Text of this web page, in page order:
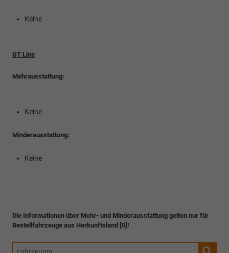
Keine
GT Line
Mehrausstattung:
Keine
Minderausstattung:
Keine
Die Informationen über Mehr- und Minderausstattung gelten nur für
Bestellfahrzeuge aus Herkunftsland [0]!
Fahrzeugnr.